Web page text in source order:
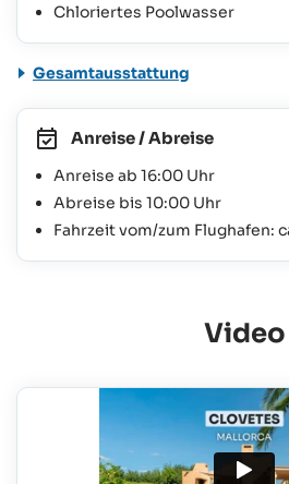
Chloriertes Poolwasser
Gesamtausstattung
Anreise / Abreise
Anreise ab 16:00 Uhr
Abreise bis 10:00 Uhr
Fahrzeit vom/zum Flughafen:
Video